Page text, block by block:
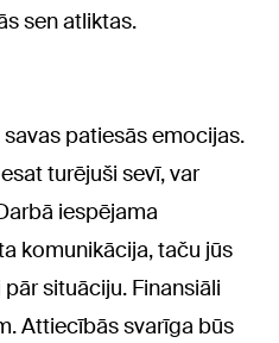
sen atliktas.
patiesās emocijas.
turējuši sevī, var
iespējama
komunikācija, taču jūs
situāciju. Finansiāli
Attiecībās svarīga būs